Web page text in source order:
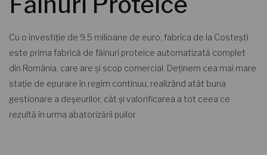
Cu o investiție de 9.5 milioane de euro, fabrica de la Costești
este prima fabrică de făinuri proteice automatizată complet
din România, care are și scop comercial. Deținem cea mai mare
stație de epurare în regim continuu, realizând atât buna
gestionare a deșeurilor, cât și valorificarea a tot ceea ce
rezultă în urma abatorizării puilor.